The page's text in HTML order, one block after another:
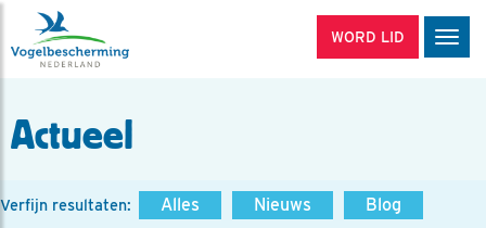
WORD LID
Actueel
Verfijn resultaten: Alles Nieuws
Blog